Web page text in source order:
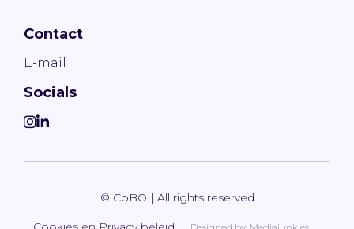
Contact
E-mail
Socials
© CoBO | All rights reserved